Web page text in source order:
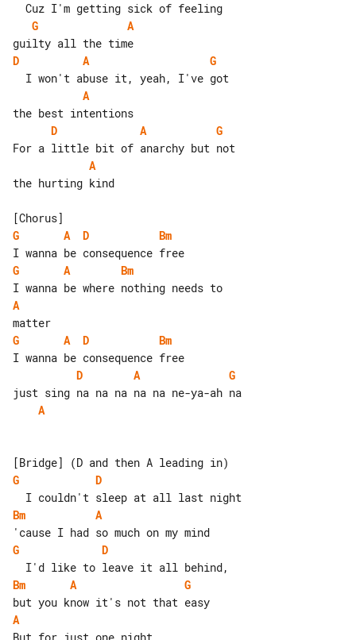
G
A
D
A
G
A
D
A
G
A
the hurting kind
G
A D
Bm
G
A
Bm
A
G
A D
Bm
D
A
G
A
G
D
Bm
A
G
D
Bm
A
G
A